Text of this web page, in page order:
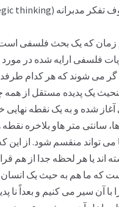
زمان که یک بحث فلسفی
فلسفی ارایه شده در
می شوند که هر کدام
یک پدیده مستقل از همه
شده و به یک نقطه
سانتی متر هاو بلاخره
تواند منقسم شود. از این
اند یا هر لحظه جدا از هم
که ما هم به حیث یک انسان
آن سیر می کنیم و بعداً نا